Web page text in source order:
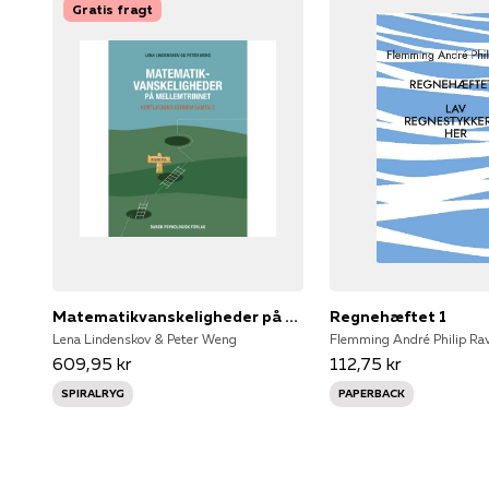
Gratis fragt
Matematikvanskeligheder på mellemtrinnet
Lena Lindenskov & Peter Weng
609,95 kr
SPIRALRYG
Regnehæftet 1
Flemming André Philip
112,75 kr
PAPERBACK